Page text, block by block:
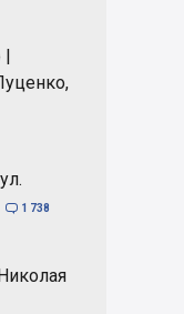
|
 1 738